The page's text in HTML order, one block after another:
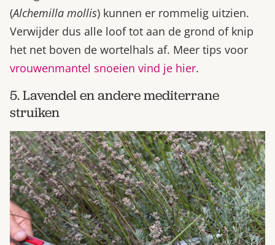
(Alchemilla mollis) kunnen er rommelig uitzien.
Verwijder dus alle loof tot aan de grond of knip
het net boven de wortelhals af. Meer tips voor
vrouwenmantel snoeien vind je hier.
5. Lavendel en andere mediterrane
struiken